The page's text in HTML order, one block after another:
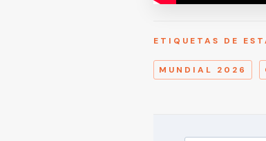
ETIQUETAS DE
MUNDIAL 2026